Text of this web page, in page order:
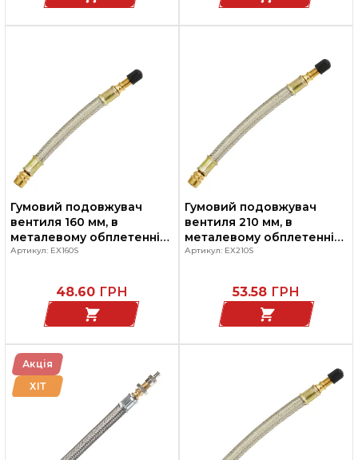
Гумовий подовжувач
вентиля 160 мм, в
металевому обплетенні
для здвоєних коліс
Артикул: EX160S
48.60 ГРН
Гумовий подовжувач
вентиля 210 мм, в
металевому обплетенні
для здвоєних коліс
Артикул: EX210S
53.58 ГРН
Акція
ХІТ